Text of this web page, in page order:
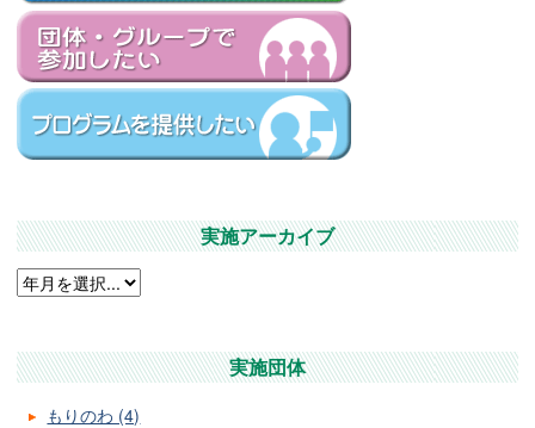
実施アーカイブ
実施団体
もりのわ (4)